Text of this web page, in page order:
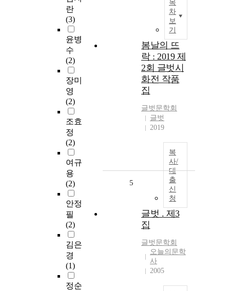
란
(3)
윤병
수
(2)
장미
영
(2)
조효
정
(2)
여규
용
(2)
안정
필
(2)
김은
경
(1)
정순
목
차
보
기
봄날의 뜨
락 : 2019 제
2회 글벗시
화전 작품
집
글벗문학회
글벗
2019
복
사/
대
출
신
청
5
글벗 . 제3
집
글벗문학회
오늘의문학
사
2005